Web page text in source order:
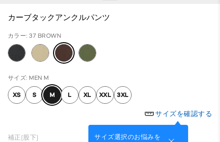
カーブタックアンクルパンツ
カラー: 37 BROWN
サイズ: MEN M
XS S M L XL XXL 3XL
サイズを確認する
サイズ選択のお悩みを
補正(股下)